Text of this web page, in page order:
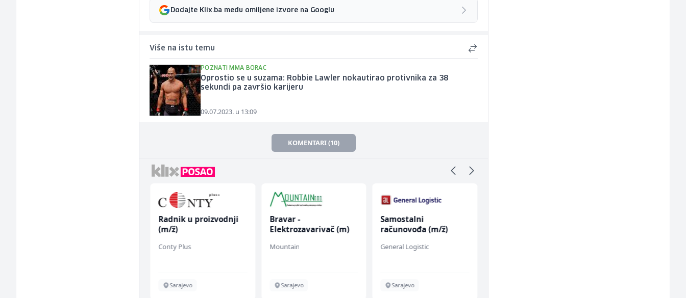
Dodajte Klix.ba među omiljene izvore na Googlu
Više na istu temu
POZNATI MMA BORAC
Oprostio se u suzama: Robbie Lawler nokautirao protivnika za 38
sekundi pa završio karijeru
09.07.2023. u 13:09
KOMENTARI (10)
Radnik u proizvodnji
(m/ž)
Conty Plus
Sarajevo
Bravar -
Elektrozavarivač (m)
Mountain
Sarajevo
Samostalni
računovođa (m/ž)
General Logistic
Sarajevo